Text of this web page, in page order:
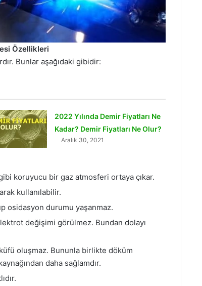
Özellikleri
Bunlar aşağıdaki gibidir:
2022 Yılında Demir Fiyatları Ne
Kadar? Demir Fiyatları Ne Olur?
Aralık 30, 2021
koruyucu bir gaz atmosferi ortaya çıkar.
kullanılabilir.
osidasyon durumu yaşanmaz.
değişimi görülmez. Bundan dolayı
oluşmaz. Bununla birlikte döküm
daha sağlamdır.